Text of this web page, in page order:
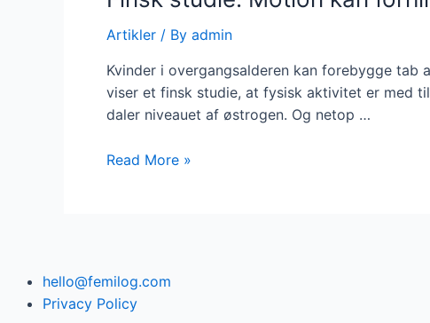
Artikler / By admin
Kvinder i overgangsalderen kan forebygge
viser et finsk studie, at fysisk aktivitet er med
daler niveauet af østrogen. Og netop …
Finsk
i
overgangsalderen
Read More »
hello@femilog.com
Privacy Policy